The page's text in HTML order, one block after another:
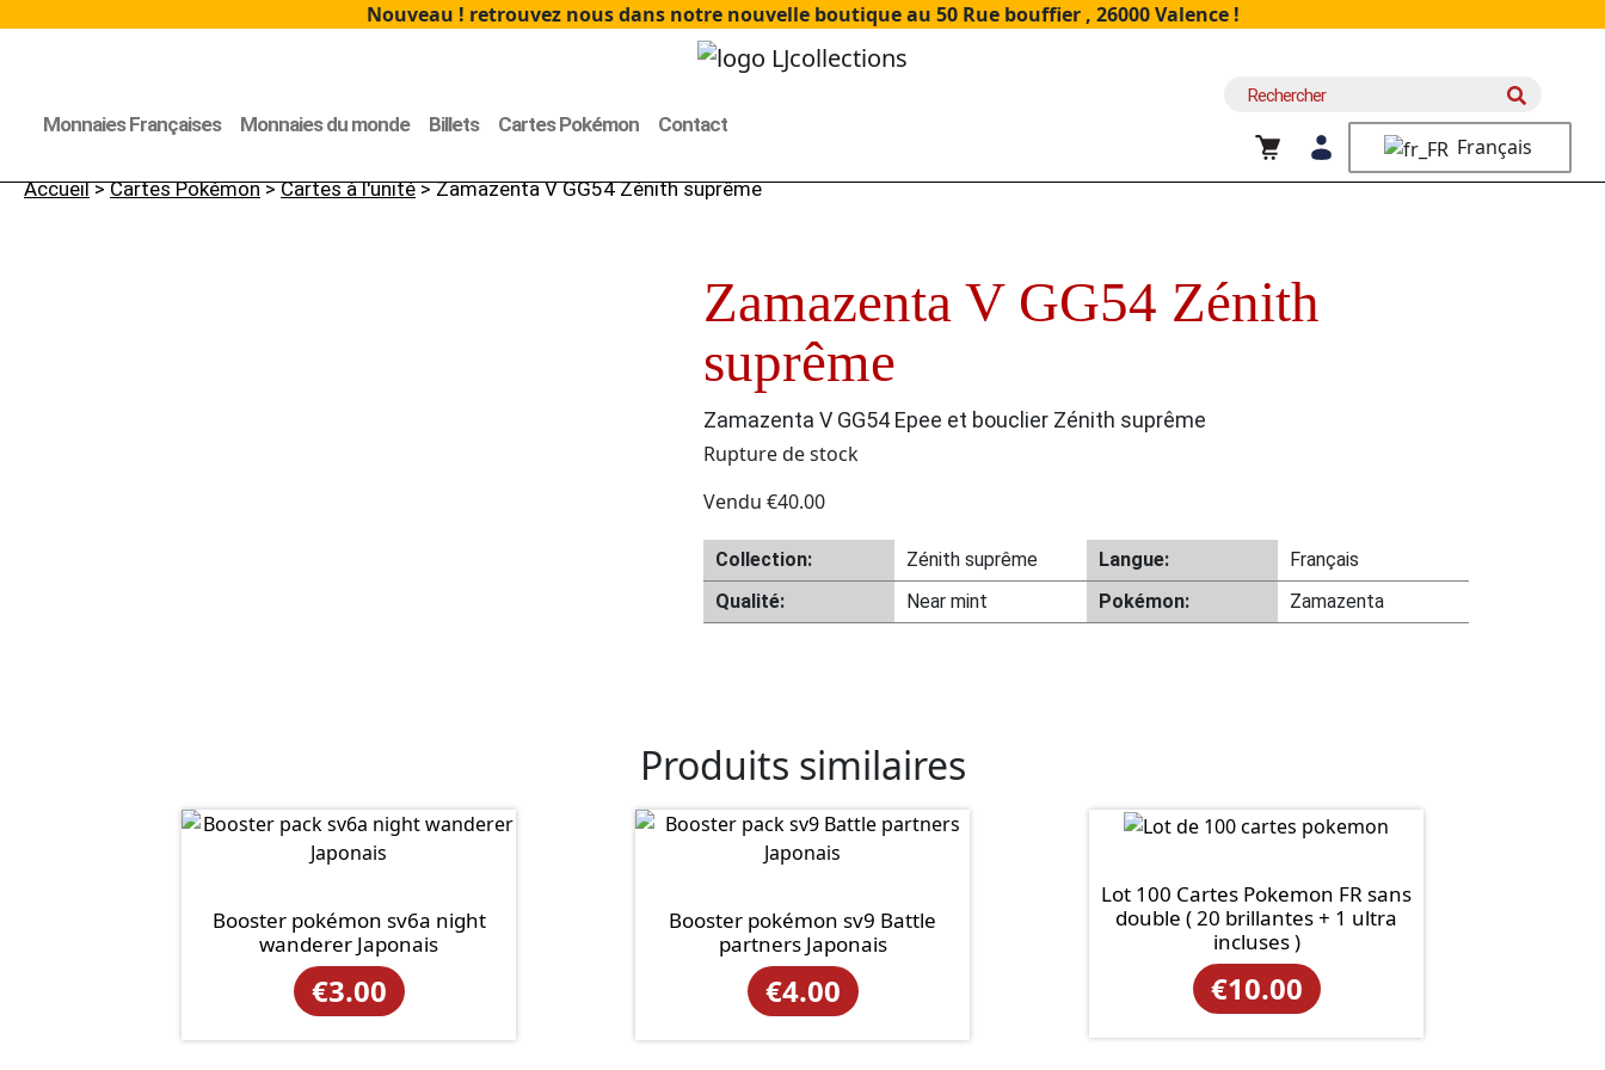
Nouveau ! retrouvez nous dans notre nouvelle boutique au 50 Rue bouffier , 26000 Valence !
Monnaies Françaises Monnaies du monde Billets Cartes Pokémon Contact
Recherche
Français
Accueil>Cartes Pokémon>Cartes à l'unité> Zamazenta V GG54 Zénith suprême
Zamazenta V GG54 Zénith
suprême
Zamazenta V GG54 Epee et bouclier Zénith suprême
Rupture de stock
Vendu €40.00
Collection: Zénith suprême Langue:
Français
Qualité:
Near mint Pokémon: Zamazenta
Produits similaires
Booster pokémon sv6a night
wanderer Japonais
€3.00
Booster pokémon sv9 Battle
partners Japonais
€4.00
Lot 100 Cartes Pokemon FR sans
double ( 20 brillantes + 1 ultra
incluses )
€10.00